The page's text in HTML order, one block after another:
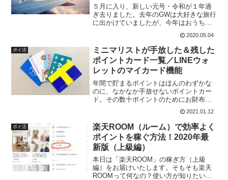
５月に入り、新しい元号・令和が１年過
ぎ去りました。去年のGWは大好きな旅行
に出かけていましたが、今年はおうちの
中でひたすらWord press（ブログを書く
ツール）とにらめっこです。こんな状況
だからこそ、今できることをひたすらや
るのみ。夫は
2020.05.04
ポイ活
ミニマリストが手放した＆残した
ポイントカード一覧／LINEウォ
レットのマイカード機能
年間で貯まるポイントはほんのわずかな
のに、なかなか手放せないポイントカー
ド。その数十ポイントのためにお財布や
スマホの中が片付かなくて、ポイントカ
ード探しに時間を消費しているとした
ら…？ムダに時間（お金）を消耗してい
るという意識が欠けているか
2021.01.12
ポイ活
楽天ROOM（ルーム）で効率よく
ポイントを稼ぐ方法！2020年最
新版（上級編）
本日は「楽天ROOM」の稼ぎ方（上級
編）をお届けいたします。そもそも楽天
ROOMって何なの？使い方が知りたい！